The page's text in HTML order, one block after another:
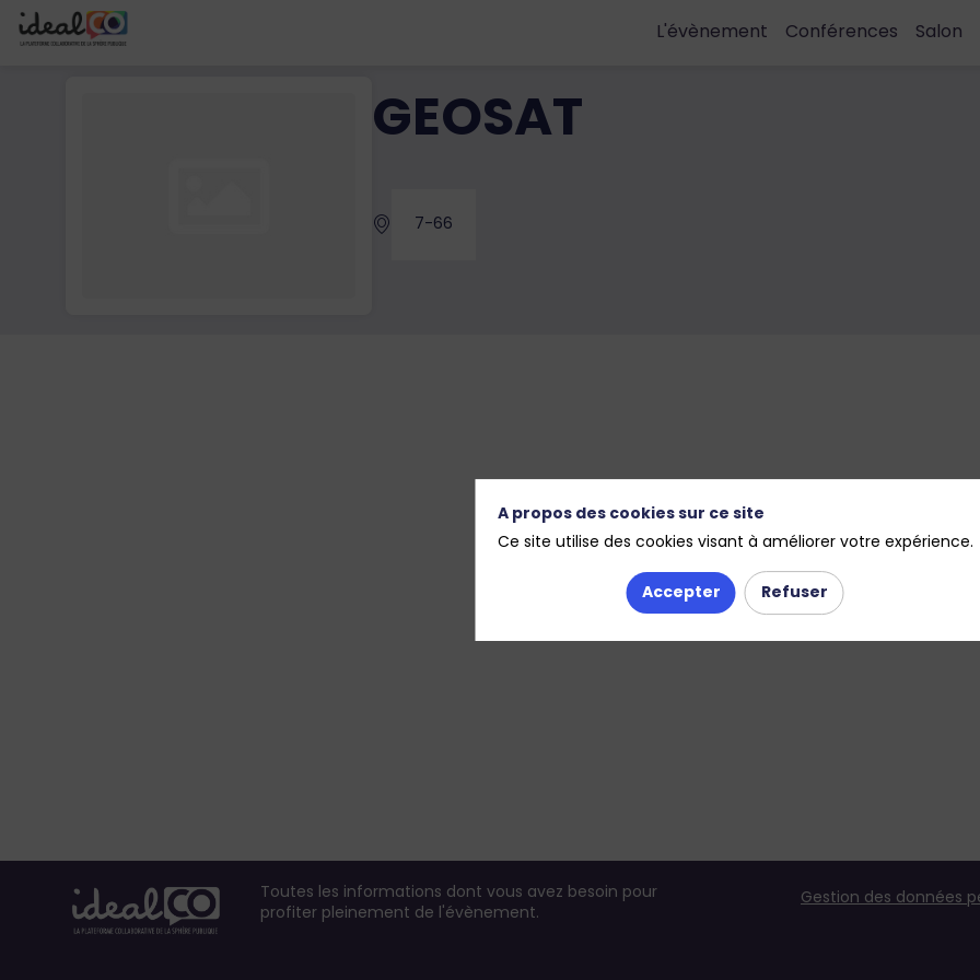
L'évènement Conférences Salon
GEOSAT
7-66
Toutes les informations dont vous avez besoin pour
profiter pleinement de l'évènement.
Gestion des données
A propos des cookies sur ce site
Ce site utilise des cookies visant à améliorer votre expérience.
Accepter Refuser